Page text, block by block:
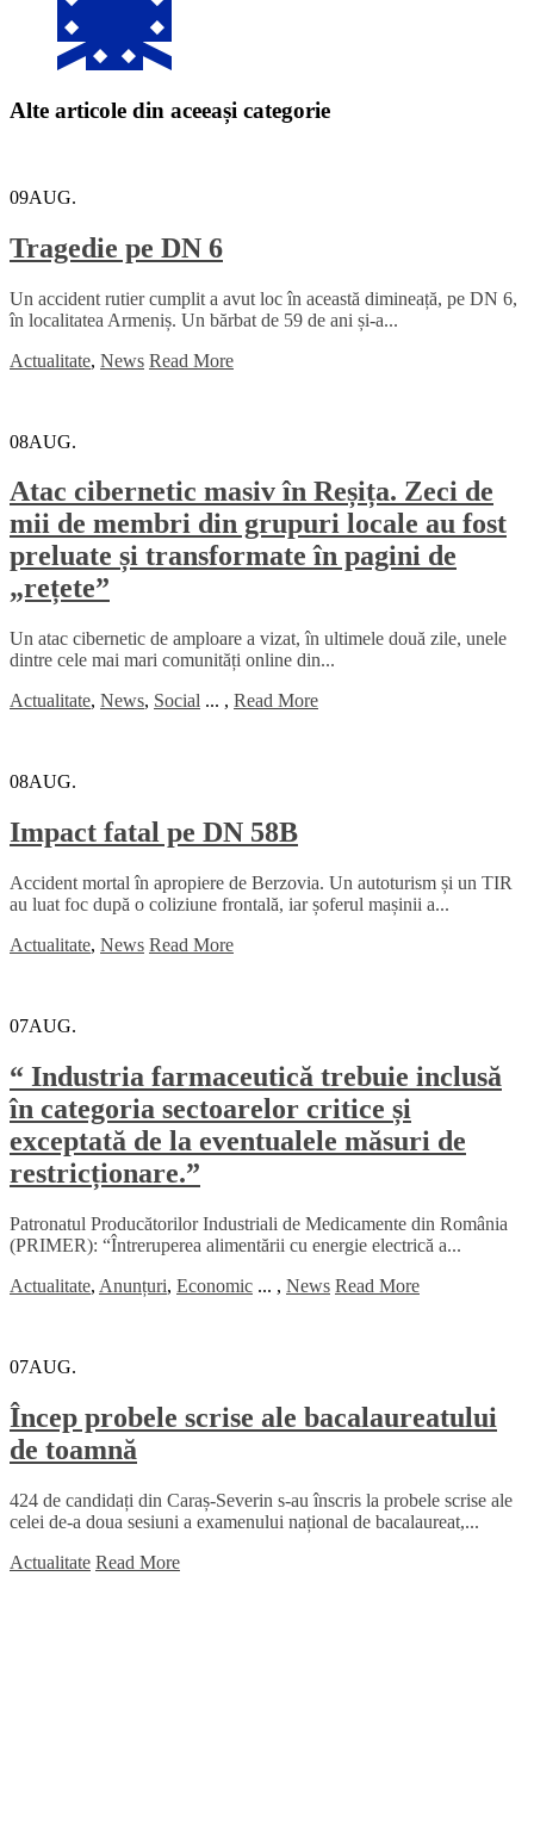
Alte articole din aceeași categorie
09AUG.
Tragedie pe DN 6
Un accident rutier cumplit a avut loc în această dimineață, pe DN 6,
în localitatea Armeniș. Un bărbat de 59 de ani și-a...
Actualitate, News Read More
08AUG.
Atac cibernetic masiv în Reșița. Zeci de
mii de membri din grupuri locale au fost
preluate și transformate în pagini de
„rețete”
Un atac cibernetic de amploare a vizat, în ultimele două zile, unele
dintre cele mai mari comunități online din...
Actualitate, News, Social ... , Read More
08AUG.
Impact fatal pe DN 58B
Accident mortal în apropiere de Berzovia. Un autoturism și un TIR
au luat foc după o coliziune frontală, iar șoferul mașinii a...
Actualitate, News Read More
07AUG.
“ Industria farmaceutică trebuie inclusă
în categoria sectoarelor critice și
exceptată de la eventualele măsuri de
restricționare.”
Patronatul Producătorilor Industriali de Medicamente din România
(PRIMER): “Întreruperea alimentării cu energie electrică a...
Actualitate, Anunțuri, Economic ... , News Read More
07AUG.
Încep probele scrise ale bacalaureatului
de toamnă
424 de candidați din Caraș-Severin s-au înscris la probele scrise ale
celei de-a doua sesiuni a examenului național de bacalaureat,...
Actualitate Read More